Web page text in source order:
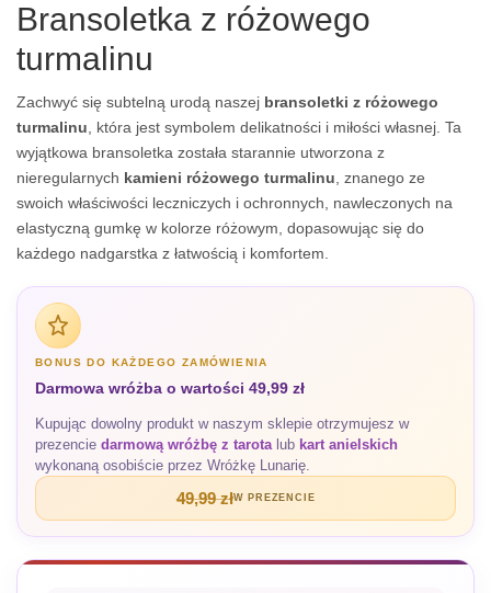
Bransoletka z różowego
turmalinu
Zachwyć się subtelną urodą naszej bransoletki z różowego
turmalinu , która jest symbolem delikatności i miłości własnej. Ta
wyjątkowa bransoletka została starannie utworzona z
nieregularnych kamieni różowego turmalinu , znanego ze
swoich właściwości leczniczych i ochronnych, nawleczonych na
elastyczną gumkę w kolorze różowym, dopasowując się do
każdego nadgarstka z łatwością i komfortem.
BONUS DO KAŻDEGO ZAMÓWIENIA
Darmowa wróżba o wartości 49,99 zł
Kupując dowolny produkt w naszym sklepie otrzymujesz w
prezencie darmową wróżbę z tarotalub kart anielskich
wykonaną osobiście przez Wróżkę Lunarię.
49,99 złW PREZENCIE